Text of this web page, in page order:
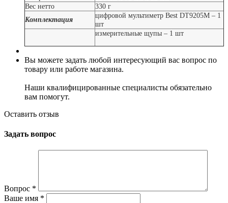
Вес нетто
330 г
Комплектация
цифровой мультиметр Best DT9205M – 1
шт
измерительные щупы – 1 шт
Вы можете задать любой интересующий вас вопрос по
товару или работе магазина.
Наши квалифицированные специалисты обязательно
вам помогут.
Оставить отзыв
Задать вопрос
Вопрос *
Ваше имя *